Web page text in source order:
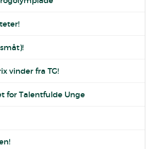
vinder fra TG!
for Talentfulde Unge